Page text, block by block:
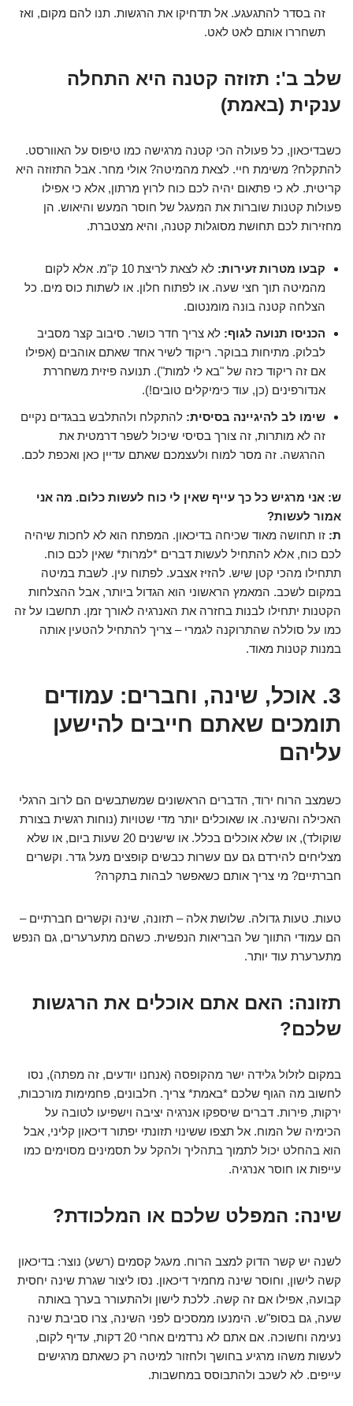
זה בסדר להתגעגע. אל תדחיקו את הרגשות. תנו להם מקום, ואז
תשחררו אותם לאט לאט.
שלב ב': תזוזה קטנה היא התחלה
ענקית (באמת)
כשבדיכאון, כל פעולה הכי קטנה מרגישה כמו טיפוס על האוורסט.
להתקלח? משימת חיי. לצאת מהמיטה? אולי מחר. אבל התזוזה היא
קריטית. לא כי פתאום יהיה לכם כוח לרוץ מרתון, אלא כי אפילו
פעולות קטנות שוברות את המעגל של חוסר המעש והיאוש. הן
מחזירות לכם תחושת מסוגלות קטנה, והיא מצטברת.
קבעו מטרות זעירות:
לא לצאת לריצת 10 ק"מ. אלא לקום
מהמיטה תוך חצי שעה. או לפתוח חלון. או לשתות כוס מים. כל
הצלחה קטנה בונה מומנטום.
הכניסו תנועה לגוף: לא צריך חדר כושר. סיבוב קצר מסביב
לבלוק. מתיחות בבוקר. ריקוד לשיר אחד שאתם אוהבים (אפילו
אם זה ריקוד כזה של "בא לי למות"). תנועה פיזית משחררת
אנדורפינים (כן, עוד כימיקלים טובים!).
שימו לב להיגיינה בסיסית: להתקלח ולהתלבש בבגדים נקיים
זה לא מותרות, זה צורך בסיסי שיכול לשפר דרמטית את
ההרגשה. זה מסר למוח ולעצמכם שאתם עדיין כאן ואכפת לכם.
ש: אני מרגיש כל כך עייף שאין לי כוח לעשות כלום. מה אני
אמור לעשות?
ת: זו תחושה מאוד שכיחה בדיכאון. המפתח הוא לא לחכות שיהיה
לכם כוח, אלא להתחיל לעשות דברים *למרות* שאין לכם כוח.
תתחילו מהכי קטן שיש. להזיז אצבע. לפתוח עין. לשבת במיטה
במקום לשכב. המאמץ הראשוני הוא הגדול ביותר, אבל ההצלחות
הקטנות יתחילו לבנות בחזרה את האנרגיה לאורך זמן. תחשבו על זה
כמו על סוללה שהתרוקנה לגמרי – צריך להתחיל להטעין אותה
במנות קטנות מאוד.
3. אוכל, שינה, וחברים: עמודים
תומכים שאתם חייבים להישען
עליהם
כשמצב הרוח ירוד, הדברים הראשונים שמשתבשים הם לרוב הרגלי
האכילה והשינה. או שאוכלים יותר מדי שטויות (נוחות רגשית בצורת
שוקולד), או שלא אוכלים בכלל. או שישנים 20 שעות ביום, או שלא
מצליחים להירדם גם עם עשרות כבשים קופצים מעל גדר. וקשרים
חברתיים? מי צריך אותם כשאפשר לבהות בתקרה?
טעות. טעות גדולה. שלושת אלה – תזונה, שינה וקשרים חברתיים –
הם עמודי התווך של הבריאות הנפשית. כשהם מתערערים, גם הנפש
מתערערת עוד יותר.
תזונה: האם אתם אוכלים את הרגשות
שלכם?
במקום לזלול גלידה ישר מהקופסה (אנחנו יודעים, זה מפתה), נסו
לחשוב מה הגוף שלכם *באמת* צריך. חלבונים, פחמימות מורכבות,
ירקות, פירות. דברים שיספקו אנרגיה יציבה וישפיעו לטובה על
הכימיה של המוח. אל תצפו ששינוי תזונתי יפתור דיכאון קליני, אבל
הוא בהחלט יכול לתמוך בתהליך ולהקל על תסמינים מסוימים כמו
עייפות או חוסר אנרגיה.
שינה: המפלט שלכם או המלכודת?
לשנה יש קשר הדוק למצב הרוח. מעגל קסמים (רשע) נוצר: בדיכאון
קשה לישון, וחוסר שינה מחמיר דיכאון. נסו ליצור שגרת שינה יחסית
קבועה, אפילו אם זה קשה. ללכת לישון ולהתעורר בערך באותה
שעה, גם בסופ"ש. הימנעו ממסכים לפני השינה, צרו סביבת שינה
נעימה וחשוכה. אם אתם לא נרדמים אחרי 20 דקות, עדיף לקום,
לעשות משהו מרגיע בחושך ולחזור למיטה רק כשאתם מרגישים
עייפים. לא לשכב ולהתבוסס במחשבות.